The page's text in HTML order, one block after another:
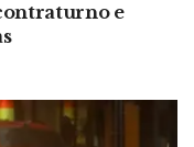
e